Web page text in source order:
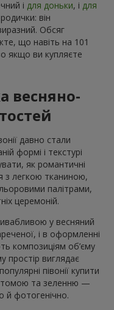
і для доньки, і для
він
Обсяг
що навіть на 101
якщо ви купляєте
весняно-
давно стали
формі і текстурі
як романтичні
з легкою тканиною,
палітрами,
церемоній.
у весняний
і в оформленні
композиціям об’єму
простір виглядає
півонії купити
та зеленню —
й фотогенічно.